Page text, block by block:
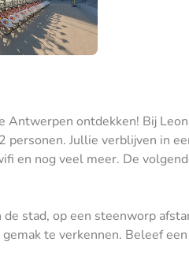
Antwerpen ontdekken! Bij
Jullie verblijven in
en nog veel meer. De
stad, op een steenworp
te verkennen. Beleef